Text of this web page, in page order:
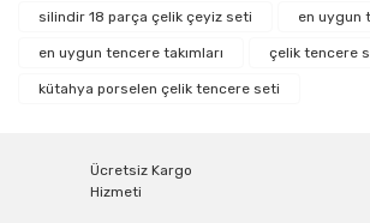
silindir 18 parça çelik çeyiz seti en uygun
en uygun tencere takımları çelik tencere
kütahya porselen çelik tencere seti
Ücretsiz Kargo
Hizmeti